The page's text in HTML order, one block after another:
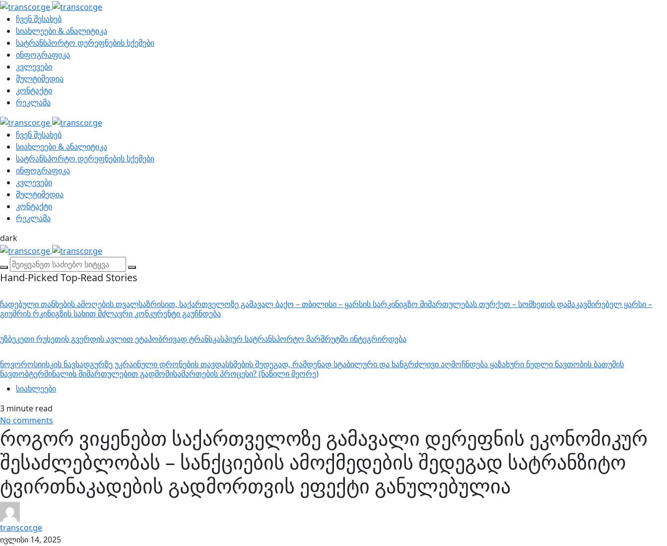
ჩვენ შესახებ
სიახლეები & ანალიტიკა
სატრანსპორტო დერეფნების სქემები
ინფოგრაფიკა
კვლევები
მულტიმედია
კონტაქტი
რეკლამა
ჩვენ შესახებ
სიახლეები & ანალიტიკა
სატრანსპორტო დერეფნების სქემები
ინფოგრაფიკა
კვლევები
მულტიმედია
კონტაქტი
რეკლამა
dark
Hand-Picked Top-Read Stories
ჩადებული თანხების ამოღების თვალსაზრისით, საქართველოზე გამავალ ბაქო – თბილისი – ყარსის სარკინიგზო მიმართულებას თურქეთ – სომხეთის დამაკავშირებელ ყარსი –
გიუმრის რკინიგზის სახით მძლავრი კონკურენტი გაუჩნდება
უზბეკეთი რუსეთის გვერდის ავლით ეტაპობრივად ტრანსკასპიურ სატრანსპორტო მარშრუტში ინტეგრირდება
ნოვოროსიისკის ნავსადგურზე უკრაინული დრონების თავდასხმების შედეგად, რამდენად სტაბილური და ხანგრძლივი აღმოჩნდება ყაზახური ნედლი ნავთობის ბათუმის
ნავთობტერმინალის მიმართულებით გადმომისამართების პროცესი? (ნაწილი მეორე)
სიახლეები
3 minute read
No comments
როგორ ვიყენებთ საქართველოზე გამავალი დერეფნის ეკონომიკურ
შესაძლებლობას – სანქციების ამოქმედების შედეგად სატრანზიტო
ტვირთნაკადების გადმორთვის ეფექტი განულებულია
transcor.ge
ივლისი 14, 2025